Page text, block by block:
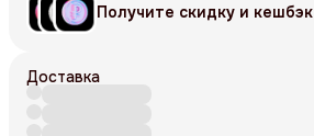
Получите скидку и кешбэк
Доставка